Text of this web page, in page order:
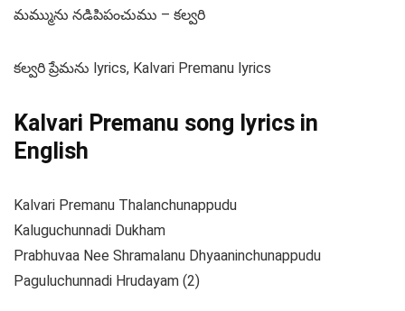
మమ్మును నడిపిపంచుము – కల్వరి
కల్వరి ప్రేమను lyrics, Kalvari Premanu lyrics
Kalvari Premanu song lyrics in
English
Kalvari Premanu Thalanchunappudu
Kaluguchunnadi Dukham
Prabhuvaa Nee Shramalanu Dhyaaninchunappudu
Paguluchunnadi Hrudayam (2)